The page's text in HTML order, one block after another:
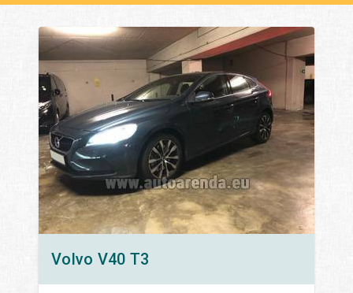
Volvo V40 T3